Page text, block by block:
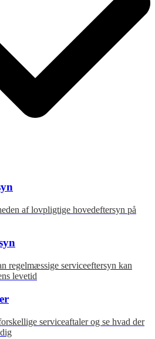
af lovpligtige hovedeftersyn på
regelmæssige serviceeftersyn kan
levetid
serviceaftaler og se hvad der